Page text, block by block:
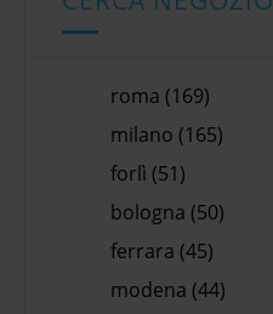
roma (169)
milano (165)
forlì (51)
bologna (50)
ferrara (45)
modena (44)